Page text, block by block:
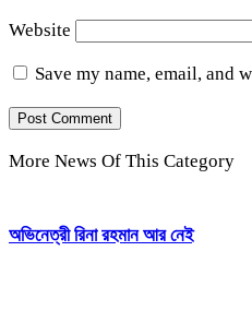
Website
Save my name, email, and
More News Of This Category
অভিনেত্রী রিনা রহমান আর নেই